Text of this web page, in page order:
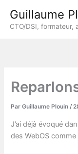
contenu
Guillaume
CTO/DSI, formateur,
ParGuillaume Plouin/
J’ai déjà évoqué
des WebOS comme